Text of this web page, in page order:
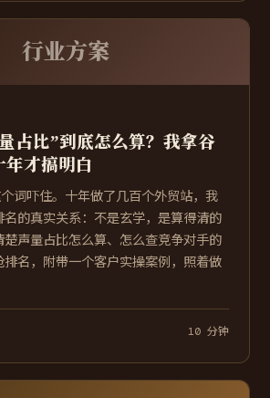
行业方案
占比”到底怎么算？我拿谷
才搞明白
词吓住。十年做了几百个外贸站，我
的真实关系：不是玄学，是算得清的
声量占比怎么算、怎么查竞争对手的
名，附带一个客户实操案例，照着做
10 分钟